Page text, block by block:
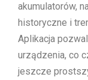
akumulatorów,
historyczne i
Aplikacja
urządzenia, co
jeszcze